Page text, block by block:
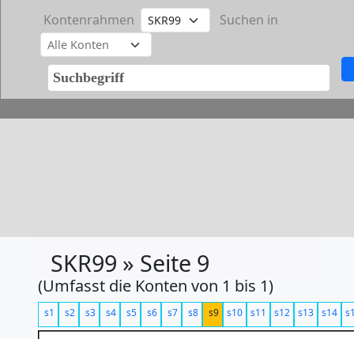
Kontenrahmen Suchen in
SKR99 » Seite 9
(Umfasst die Konten von 1 bis 1)
s1 s2 s3 s4 s5 s6 s7 s8 s9 s10 s11 s12 s13 s14